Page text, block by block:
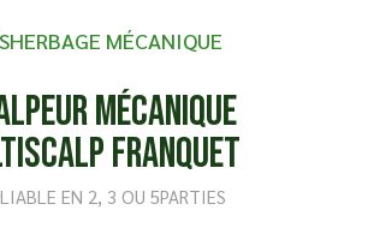
MÉCANIQUE
mécanique
Franquet
EN 2, 3 OU 5PARTIES